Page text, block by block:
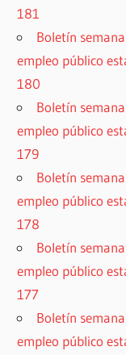
181
Boletín
empleo público
180
Boletín
empleo público
179
Boletín
empleo público
178
Boletín
empleo público
177
Boletín
empleo público